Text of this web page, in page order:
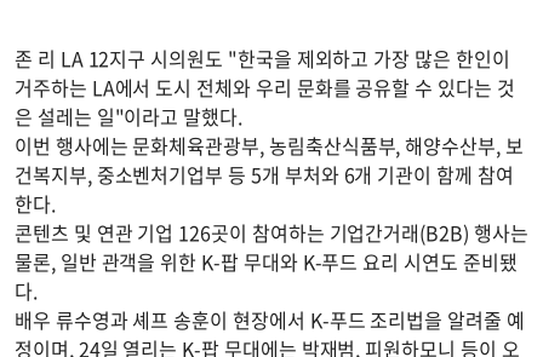
존 리 LA 12지구 시의원도 "한국을 제외하고 가장 많은 한인이
거주하는 LA에서 도시 전체와 우리 문화를 공유할 수 있다는 것
은 설레는 일"이라고 말했다.
이번 행사에는 문화체육관광부, 농림축산식품부, 해양수산부, 보
건복지부, 중소벤처기업부 등 5개 부처와 6개 기관이 함께 참여
한다.
콘텐츠 및 연관 기업 126곳이 참여하는 기업간거래(B2B) 행사는
물론, 일반 관객을 위한 K-팝 무대와 K-푸드 요리 시연도 준비됐
다.
배우 류수영과 셰프 송훈이 현장에서 K-푸드 조리법을 알려줄 예
정이며, 24일 열리는 K-팝 무대에는 박재범, 피원하모니 등이 오